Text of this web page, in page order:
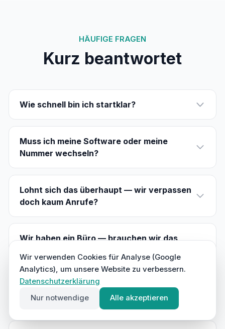
HÄUFIGE FRAGEN
Kurz beantwortet
Wie schnell bin ich startklar?
Muss ich meine Software oder meine
Nummer wechseln?
Lohnt sich das überhaupt — wir verpassen
doch kaum Anrufe?
Wir haben ein Büro — brauchen wir das
Was passiert, wenn die KI etwas falsch
versteht?
Wir verwenden Cookies für Analyse (Google
Analytics), um unsere Website zu verbessern.
Datenschutzerklärung
Nur notwendige
Alle akzeptieren